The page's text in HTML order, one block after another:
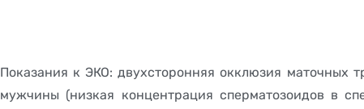
Показания к ЭКО: двухсторонняя окклюзия маточных
мужчины (низкая концентрация сперматозоидов в